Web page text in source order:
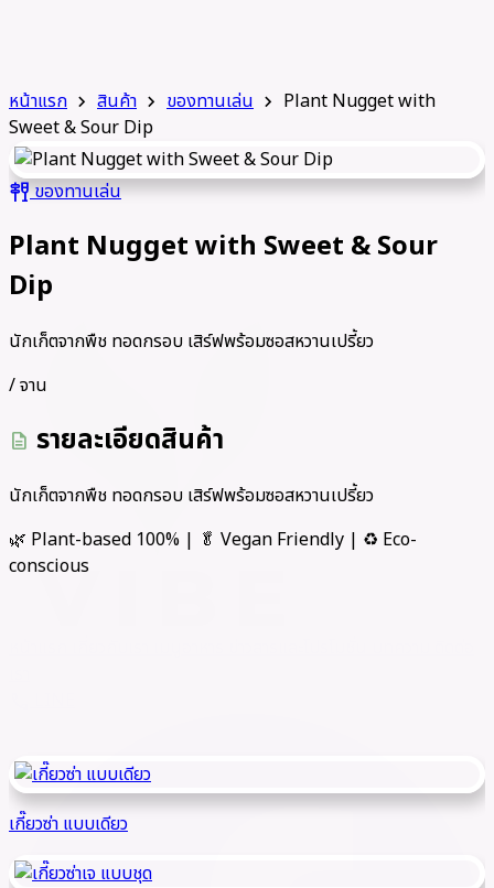
หน้าแรก chevron_right สินค้า chevron_right ของทานเล่น chevron_right Plant Nugget with
Sweet & Sour Dip
tapasของทานเล่น
Plant Nugget with Sweet & Sour
Dip
นักเก็ตจากพืช ทอดกรอบ เสิร์ฟพร้อมซอสหวานเปรี้ยว
/ จาน
description รายละเอียดสินค้า
นักเก็ตจากพืช ทอดกรอบ เสิร์ฟพร้อมซอสหวานเปรี้ยว
🌿 Plant-based 100% | 🥬 Vegan Friendly | ♻️ Eco-
conscious